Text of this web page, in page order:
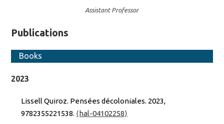
Assistant Professor
Publications
Books
2023
Lissell Quiroz. Pensées décoloniales. 2023,
9782355221538. ⟨hal-04102258⟩